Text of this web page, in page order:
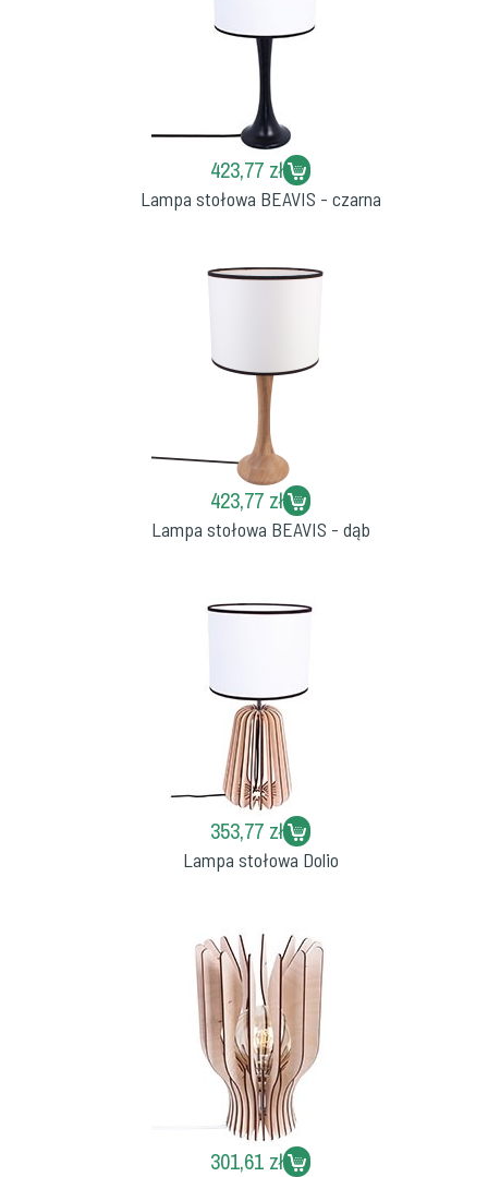
423,77 zł
Lampa stołowa BEAVIS - czarna
423,77 zł
Lampa stołowa BEAVIS - dąb
353,77 zł
Lampa stołowa Dolio
301,61 zł